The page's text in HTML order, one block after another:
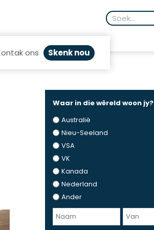
Search
for:
ons Skenk nou
Waar in die wêreld woon jy?
Australië
Nieu-Seeland
VSA
VK
Kanada
Nederland
Ander
N
a